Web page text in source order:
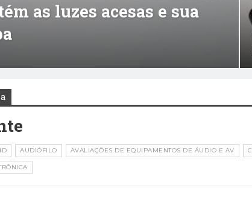
as luzes acesas e sua
AUDIÓFILO AVALIAÇÕES DE EQUIPAMENTOS DE ÁUDIO E AV